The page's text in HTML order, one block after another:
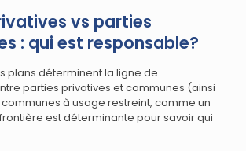
vs parties
: qui est responsable?
plans déterminent la ligne de
parties privatives et communes (ainsi
à usage restreint, comme un
est déterminante pour savoir qui